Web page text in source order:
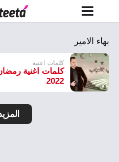
بهاء الامير
كلمات اغنية
كلمات اغنية
2022